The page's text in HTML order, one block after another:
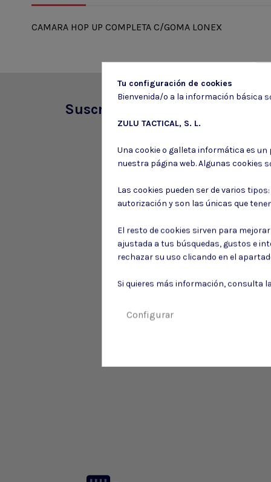
CAMARA HOP UP COMPLETA C/GOMA LONEX
Suscríbete a nuestro boletín
Tu configuración de cookies
Bienvenida/o a la información básica
ZULU TACTICAL, S. L.
Una cookie o galleta informática es
nuestra página web. Algunas cookies
Las cookies pueden ser de varios
autorización y son las únicas que
El resto de cookies sirven para
ajustada a tus búsquedas, gustos e
rechazar su uso clicando en el
Si quieres más información, consulta la
Configurar